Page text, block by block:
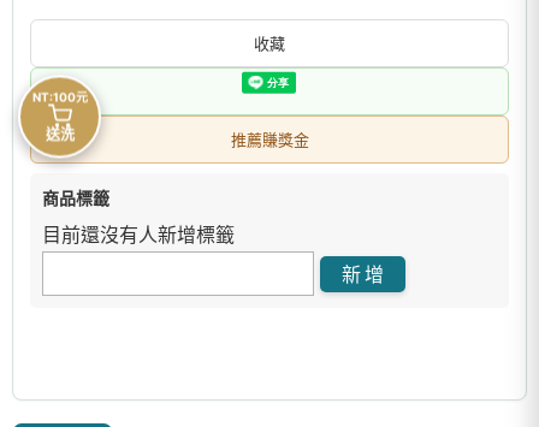
收藏
推薦賺獎金
商品標籤
目前還沒有人新增標籤
NT:100元
送洗